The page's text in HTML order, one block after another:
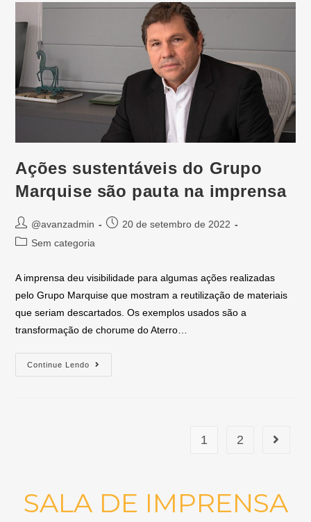
Ações sustentáveis do Grupo
Marquise são pauta na imprensa
@avanzadmin
20 de setembro de 2022
Sem categoria
A imprensa deu visibilidade para algumas ações realizadas
pelo Grupo Marquise que mostram a reutilização de materiais
que seriam descartados. Os exemplos usados são a
transformação de chorume do Aterro…
Continue Lendo
1 2
SALA DE IMPRENSA